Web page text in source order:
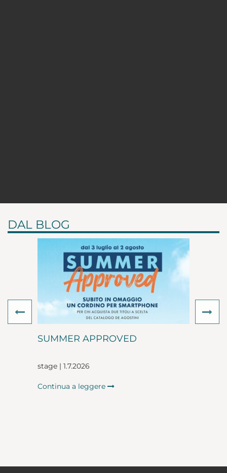
DAL BLOG
SUMMER APPROVED
stage | 1.7.2026
Continua a leggere
Previous